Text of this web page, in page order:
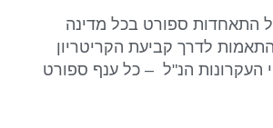
התאחדות ספורט בכל מדינה
לדרך קביעת הקריטריון
העקרונות הנ"ל – כל ענף ספורט